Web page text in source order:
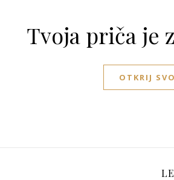
Tvoja priča je
OTKRIJ